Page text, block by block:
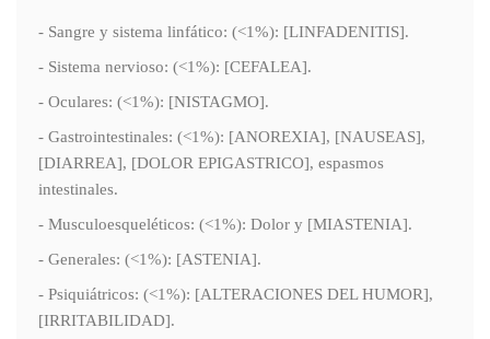
- Sangre y sistema linfático: (<1%): [LINFADENITIS].
- Sistema nervioso: (<1%): [CEFALEA].
- Oculares: (<1%): [NISTAGMO].
- Gastrointestinales: (<1%): [ANOREXIA], [NAUSEAS],
[DIARREA], [DOLOR EPIGASTRICO], espasmos
intestinales.
- Musculoesqueléticos: (<1%): Dolor y [MIASTENIA].
- Generales: (<1%): [ASTENIA].
- Psiquiátricos: (<1%): [ALTERACIONES DEL HUMOR],
[IRRITABILIDAD].